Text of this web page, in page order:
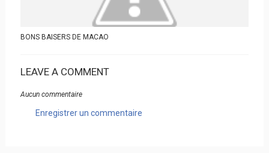
BONS BAISERS DE MACAO
LEAVE A COMMENT
Aucun commentaire
Enregistrer un commentaire